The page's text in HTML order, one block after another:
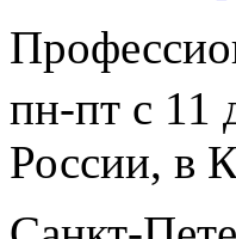
пн-пт с 11
России, в